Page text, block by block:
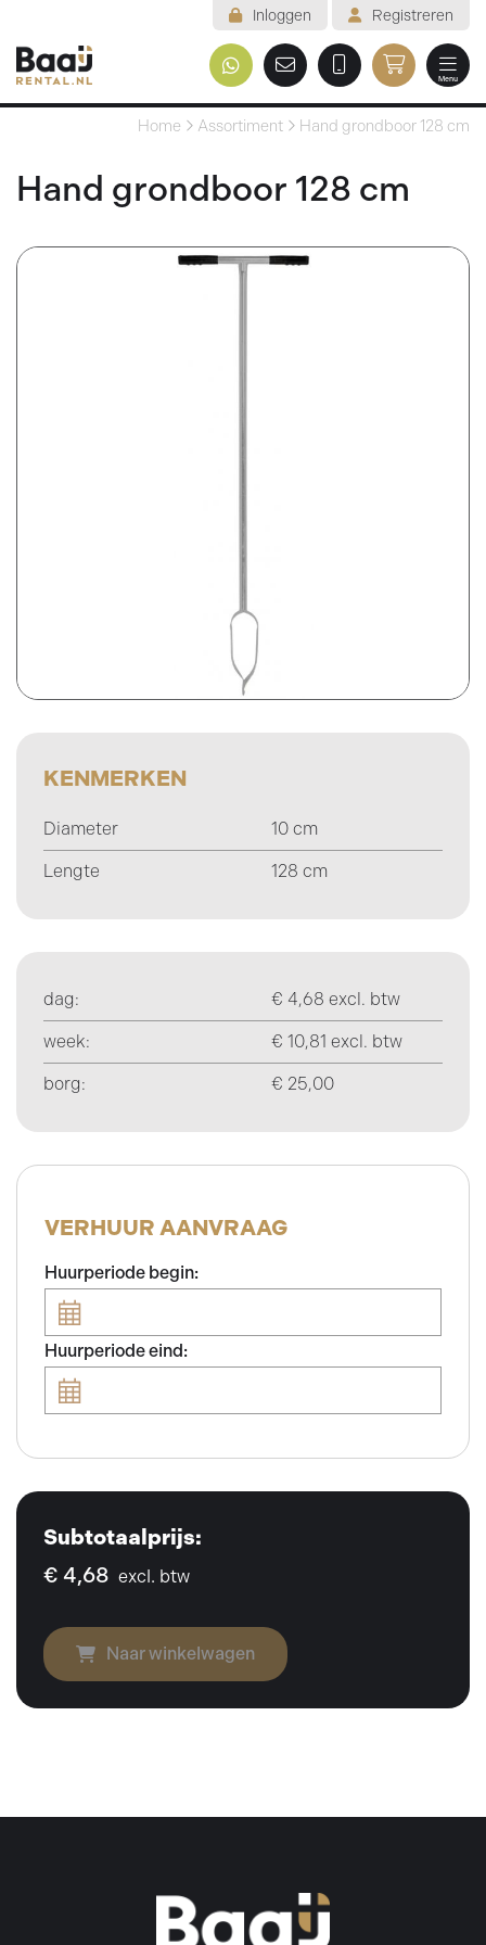
Welkom
Voorwaarden
Prijsweergave
Inloggen Registreren
Menu
Home Assortiment Hand grondboor 128 cm
Hand grondboor 128 cm
KENMERKEN
Diameter 10 cm
Lengte 128 cm
dag: € 4,68 excl. btw
week: € 10,81 excl. btw
borg: € 25,00
VERHUUR AANVRAAG
Huurperiode begin:
Huurperiode eind:
Subtotaalprijs:
€ 4,68 excl. btw
Naar winkelwagen